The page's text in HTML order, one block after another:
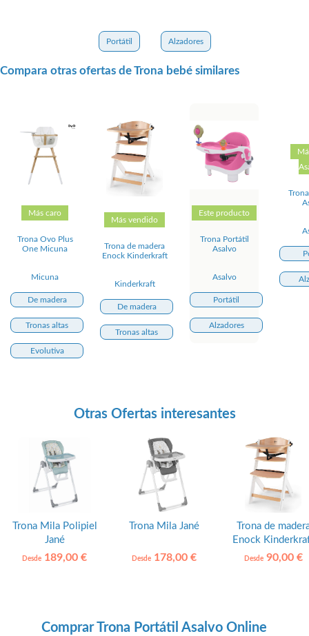
Portátil Alzadores
Compara otras ofertas de Trona bebé similares
Más caro
Trona Ovo Plus
One Micuna
Micuna
De madera
Tronas altas
Evolutiva
Más vendido
Trona de madera
Enock Kinderkraft
Kinderkraft
De madera
Tronas altas
Este producto
Trona Portátil
Asalvo
Asalvo
Portátil
Alzadores
Otras Ofertas interesantes
Trona Mila Polipiel
Jané
Desde 189,00 €
Trona Mila Jané
Desde178,00 €
Trona de
Enock
Desde90,00 €
Comprar Trona Portátil Asalvo Online